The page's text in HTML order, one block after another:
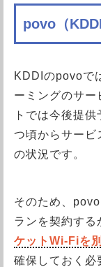
povo（KDDI
KDDIのpovoで
ーミングのサー
トでは今後提
つ頃からサービ
の状況です。
そのため、
ランを契約する
ケットWi-Fiを
確保しておく必